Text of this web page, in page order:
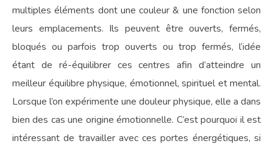
multiples éléments dont une couleur & une fonction selon
leurs emplacements. Ils peuvent être ouverts, fermés,
bloqués ou parfois trop ouverts ou trop fermés, l’idée
étant de ré-équilibrer ces centres afin d’atteindre un
meilleur équilibre physique, émotionnel, spirituel et mental.
Lorsque l’on expérimente une douleur physique, elle a dans
bien des cas une origine émotionnelle. C’est pourquoi il est
intéressant de travailler avec ces portes énergétiques, si